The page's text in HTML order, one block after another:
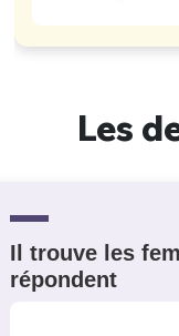
Les
Il trouve les
répondent